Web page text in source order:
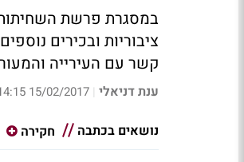
ציבוריות ובכירים
קשר עם העירייה
ענת דניאלי |
15/02/2017 14:15
נושאים בכתבה חקירה